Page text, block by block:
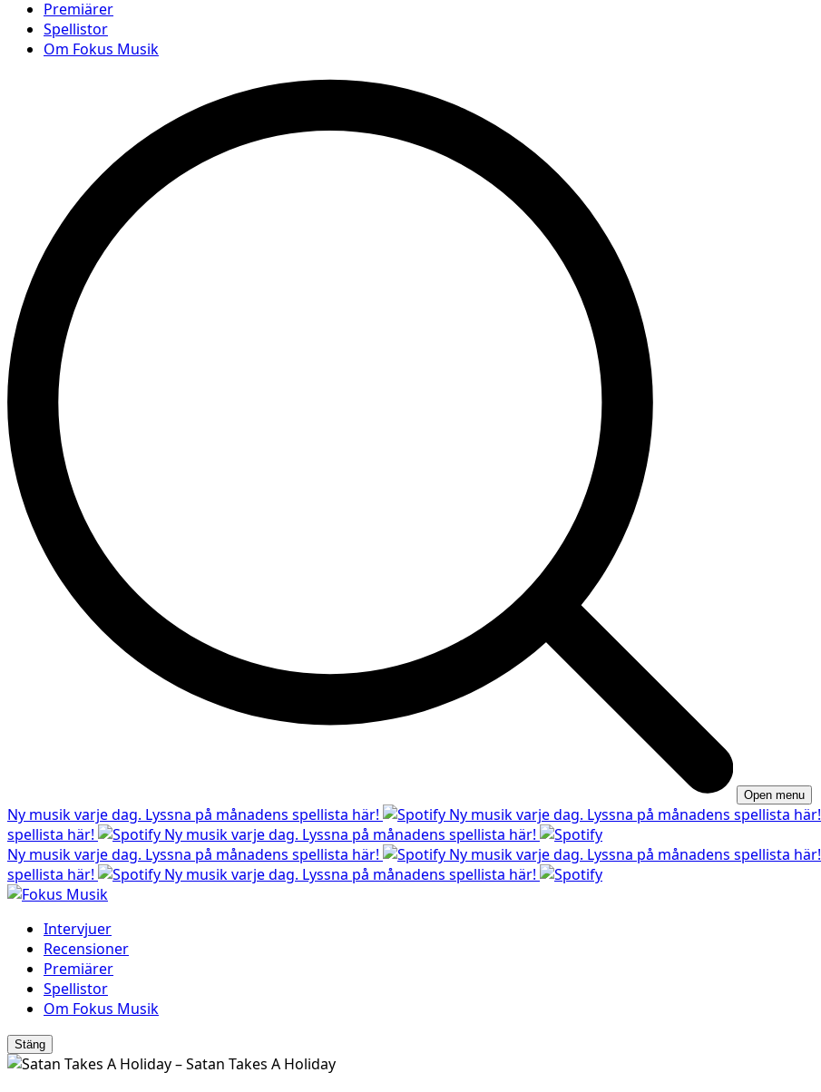
Premiärer
Spellistor
Om Fokus Musik
Open menu
Ny musik varje dag. Lyssna på månadens spellista här! Ny musik varje dag. Lyssna på månadens spellista här!
spellista här!
Ny musik varje dag. Lyssna på månadens spellista här!
Ny musik varje dag. Lyssna på månadens spellista här!
Ny musik varje dag. Lyssna på månadens spellista här!
spellista här!
Ny musik varje dag. Lyssna på månadens spellista här!
Intervjuer
Recensioner
Premiärer
Spellistor
Om Fokus Musik
Stäng